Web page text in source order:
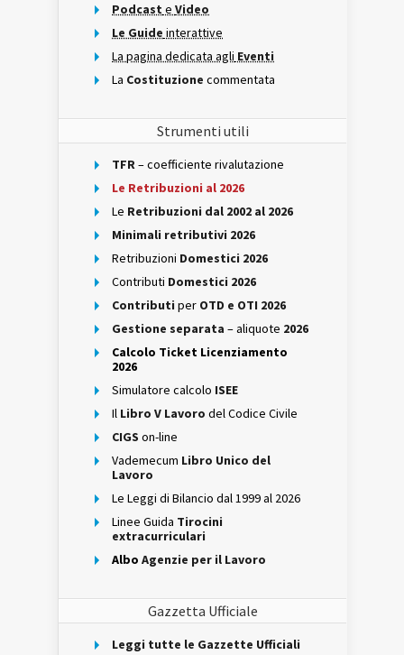
Podcast e Video
Le Guide interattive
La pagina dedicata agli Eventi
La Costituzione commentata
Strumenti utili
TFR– coefficiente rivalutazione
Le Retribuzioni al 2026
Le Retribuzioni dal 2002 al 2026
Minimali retributivi 2026
Retribuzioni Domestici 2026
Contributi Domestici 2026
Contributi per OTD e OTI 2026
Gestione separata – aliquote 2026
Calcolo Ticket Licenziamento
2026
Simulatore calcolo ISEE
Il Libro V Lavoro del Codice Civile
CIGS on-line
Vademecum Libro Unico del
Lavoro
Le Leggi di Bilancio dal 1999 al 2026
Linee Guida Tirocini
extracurriculari
Albo Agenzie per il Lavoro
Gazzetta Ufficiale
Leggi tutte le Gazzette Ufficiali